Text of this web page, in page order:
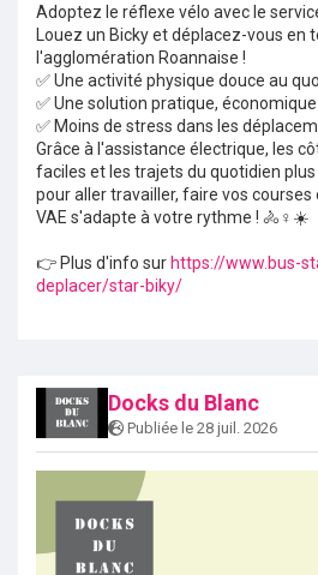
Adoptez le réflexe vélo avec le
Louez un Bicky et déplacez-vous en
l'agglomération Roannaise !
✅ Une activité physique douce au
✅ Une solution pratique,
✅ Moins de stress dans les
Grâce à l'assistance électrique, les
faciles et les trajets du quotidien
pour aller travailler, faire vos courses
VAE s'adapte à votre rythme ! 🚴♀️☀️
👉 Plus d'info surhttps://www.bus-
deplacer/star-biky/
Docks du Blanc
Publiée le 28 juil. 2026